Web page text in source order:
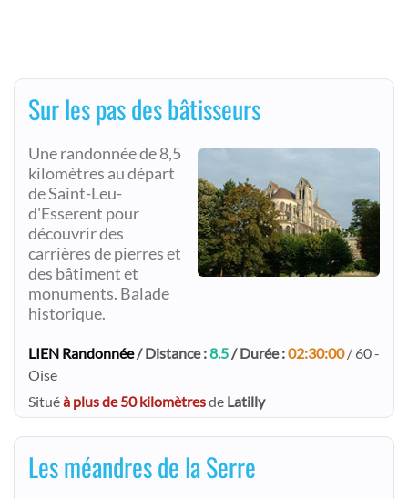
Sur les pas des bâtisseurs
Une randonnée de 8,5
kilomètres au départ
de Saint-Leu-
d'Esserent pour
découvrir des
carrières de pierres et
des bâtiment et
monuments. Balade
historique.
LIEN Randonnée/ Distance :8.5/ Durée :02:30:00/ 60 -
Oise
Situéà plus de 50 kilomètresde Latilly
Les méandres de la Serre